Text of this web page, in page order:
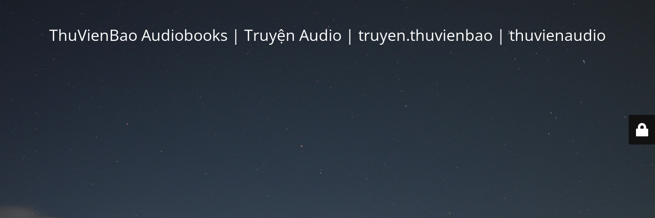
ThuVienBao Audiobooks | Truyện Audio | truyen.thuvienbao | thuvienaudio